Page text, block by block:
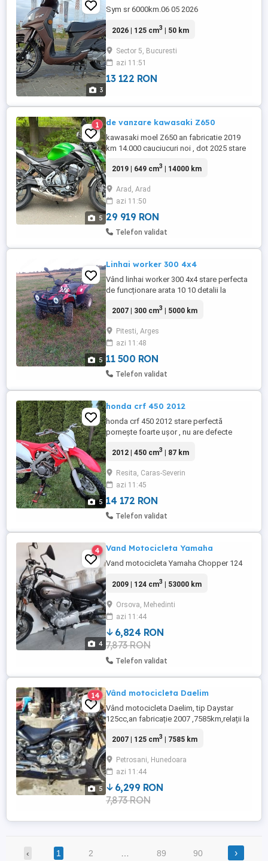
3
Sym sr 6000km.06 05 2026
2026 | 125 cm3 | 50 km
Sector 5, Bucuresti
azi 11:51
13 122 RON
5
1 de vanzare kawasaki Z650
kawasaki moel Z650 an fabricatie 2019
km 14.000 cauciucuri noi , dot 2025 stare
discuri si placute noi RAR efectuat in
spate
2019 | 649 cm3 | 14000 km
Arad, Arad
azi 11:50
29 919 RON
Telefon validat
5
Linhai worker 300 4x4
Vând linhai worker 300 4x4 stare perfecta
de funcționare arata 10 10 detalii la
2007 | 300 cm3 | 5000 km
Pitesti, Arges
azi 11:48
11 500 RON
Telefon validat
5
honda crf 450 2012
honda crf 450 2012 stare perfectă
pornește foarte ușor , nu are defecte
2012 | 450 cm3 | 87 km
Resita, Caras-Severin
azi 11:45
14 172 RON
Telefon validat
4
4 Vand Motocicleta Yamaha
Vand motocicleta Yamaha Chopper 124
2009 | 124 cm3 | 53000 km
Orsova, Mehedinti
azi 11:44
6,824 RON
7,873 RON
Telefon validat
5
14 Vând motocicleta Daelim
Vând motocicleta Daelim, tip Daystar
125cc,an fabricație 2007 ,7585km,relații la
2007 | 125 cm3 | 7585 km
Petrosani, Hunedoara
azi 11:44
6,299 RON
7,873 RON
‹ 1 2 89 90 ›